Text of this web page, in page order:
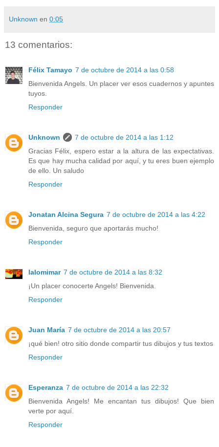
Unknown en 0:05
13 comentarios:
Félix Tamayo 7 de octubre de 2014 a las 0:58
Bienvenida Angels. Un placer ver esos cuadernos y apuntes
tuyos.
Responder
Unknown
7 de octubre de 2014 a las 1:12
Gracias Félix, espero estar a la altura de las expectativas.
Es que hay mucha calidad por aquí, y tu eres buen ejemplo
de ello. Un saludo
Responder
Jonatan Alcina Segura 7 de octubre de 2014 a las 4:22
Bienvenida, seguro que aportarás mucho!
Responder
lalomimar 7 de octubre de 2014 a las 8:32
¡Un placer conocerte Angels! Bienvenida.
Responder
Juan María 7 de octubre de 2014 a las 20:57
¡qué bien! otro sitio donde compartir tus dibujos y tus textos
Responder
Esperanza 7 de octubre de 2014 a las 22:32
Bienvenida Angels! Me encantan tus dibujos! Que bien
verte por aquí.
Responder